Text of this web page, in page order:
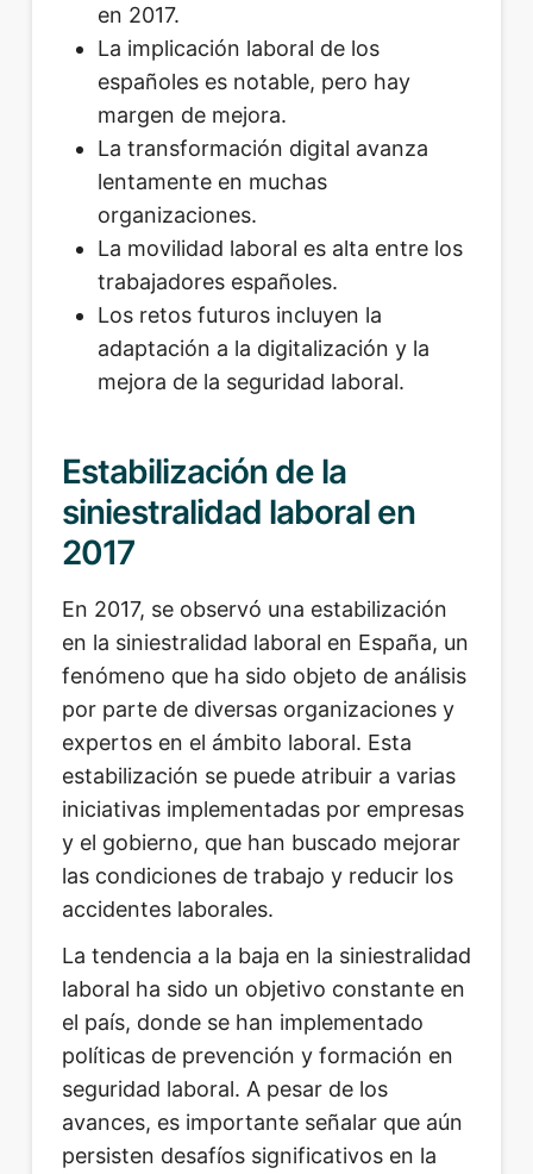
en 2017.
La implicación laboral de los
españoles es notable, pero hay
margen de mejora.
La transformación digital avanza
lentamente en muchas
organizaciones.
La movilidad laboral es alta entre los
trabajadores españoles.
Los retos futuros incluyen la
adaptación a la digitalización y la
mejora de la seguridad laboral.
Estabilización de la
siniestralidad laboral en
2017
En 2017, se observó una estabilización
en la siniestralidad laboral en España, un
fenómeno que ha sido objeto de análisis
por parte de diversas organizaciones y
expertos en el ámbito laboral. Esta
estabilización se puede atribuir a varias
iniciativas implementadas por empresas
y el gobierno, que han buscado mejorar
las condiciones de trabajo y reducir los
accidentes laborales.
La tendencia a la baja en la siniestralidad
laboral ha sido un objetivo constante en
el país, donde se han implementado
políticas de prevención y formación en
seguridad laboral. A pesar de los
avances, es importante señalar que aún
persisten desafíos significativos en la